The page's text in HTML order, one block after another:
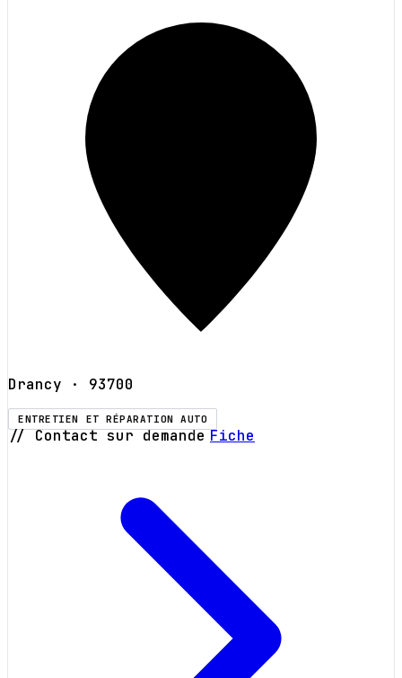
Drancy · 93700
ENTRETIEN ET RÉPARATION AUTO
// Contact sur demande Fiche